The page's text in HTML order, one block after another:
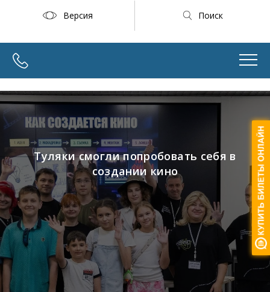
Версия Поиск
Туляки смогли попробовать себя в
создании кино